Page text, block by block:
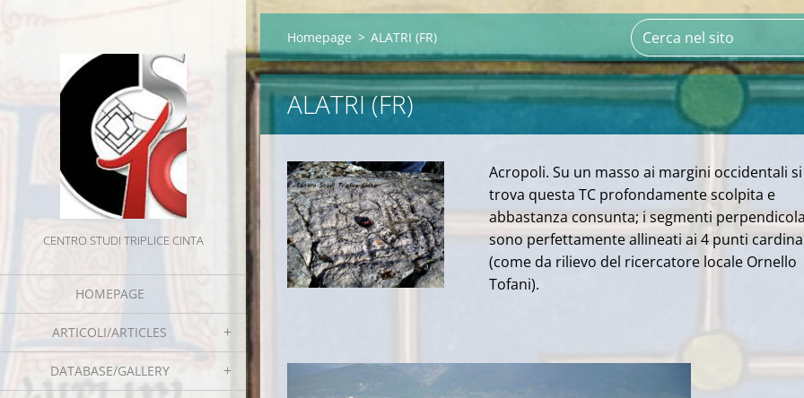
CENTRO STUDI TRIPLICE CINTA
HOMEPAGE
ARTICOLI/ARTICLES
DATABASE/GALLERY
Homepage > ALATRI (FR)
ALATRI (FR)
Acropoli. Su un masso ai margini occidentali si
trova questa TC profondamente scolpita e
abbastanza consunta; i segmenti
sono perfettamente allineati ai 4 punti
(come da rilievo del ricercatore locale Ornello
Tofani).